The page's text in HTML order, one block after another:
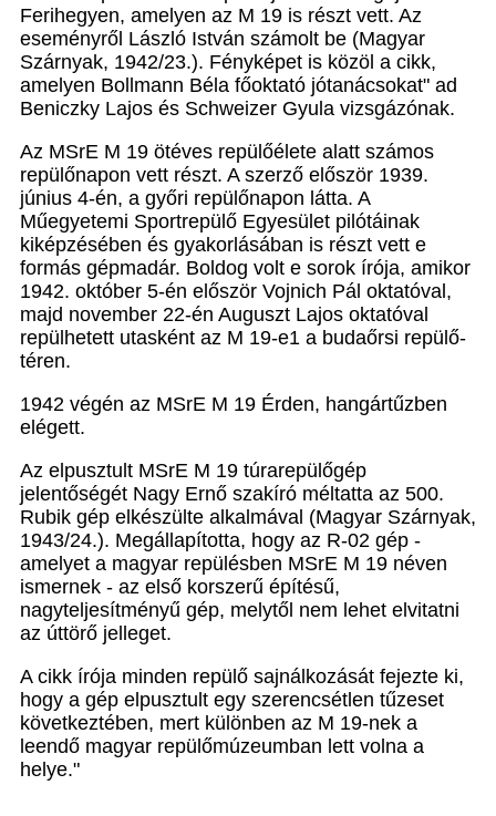
Fe­rihegyen, amelyen az M 19 is részt vett. Az
eseményről László István számolt be (Magyar
Szárnyak, 1942/23.). Fényképet is közöl a cikk,
amelyen Bollmann Béla fő­oktató jótanácsokat" ad
Beniczky Lajos és Schweizer Gyula vizsgázónak.
Az MSrE M 19 ötéves repülőélete alatt számos
repü­lőnapon vett részt. A szerző először 1939.
június 4-én, a győri repülőnapon látta. A
Műegyetemi Sportrepülő Egyesület pilótáinak
kiképzésében és gyakorlásában is részt vett e
formás gépmadár. Boldog volt e sorok író­ja, amikor
1942. október 5-én először Vojnich Pál ok­tatóval,
majd november 22-én Auguszt Lajos oktató­val
repülhetett utasként az M 19-e1 a budaőrsi repülő­
téren.
1942 végén az MSrE M 19 Érden, hangártűzben
elégett.
Az elpusztult MSrE M 19 túrarepülőgép
jelentőségét Nagy Ernő szakíró méltatta az 500.
Rubik gép elkészül­te alkalmával (Magyar Szárnyak,
1943/24.). Megállapí­totta, hogy az R-02 gép -
amelyet a magyar repülés­ben MSrE M 19 néven
ismernek - az első korszerű épí­tésű,
nagyteljesítményű gép, melytől nem lehet elvitat­ni
az úttörő jelleget.
A cikk írója minden repülő sajnálkozását fejezte ki,
hogy a gép elpusztult egy szerencsétlen tűzeset
követ­keztében, mert különben az M 19-nek a
leendő ma­gyar repülőmúzeumban lett volna a
helye."